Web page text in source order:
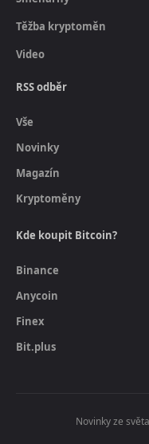
Těžba kryptoměn
Video
RSS odběr
Vše
Novinky
Magazín
Kryptoměny
Kde koupit Bitcoin?
Binance
Anycoin
Finex
Bit.plus
Novinky ze